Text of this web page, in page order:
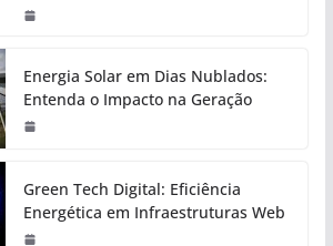
Energia Solar em Dias Nublados:
Entenda o Impacto na Geração
Green Tech Digital: Eficiência
Energética em Infraestruturas Web